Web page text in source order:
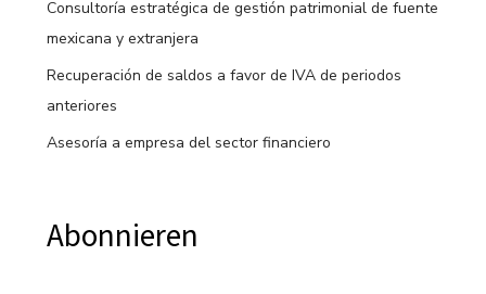
Consultoría estratégica de gestión patrimonial de fuente
mexicana y extranjera
Recuperación de saldos a favor de IVA de periodos
anteriores
Asesoría a empresa del sector financiero
Abonnieren